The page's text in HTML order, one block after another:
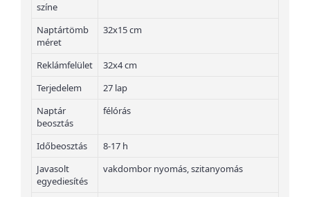
színe
Naptártömb
méret
32x15 cm
Reklámfelület
32x4 cm
Terjedelem
27 lap
Naptár
beosztás
félórás
Időbeosztás
8-17 h
Javasolt
egyediesítés
vakdombor nyomás, szitanyomás